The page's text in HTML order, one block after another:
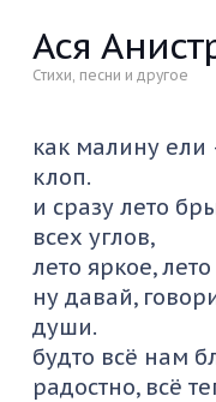
Ася
Стихи, песни и другое
как малину ели
клоп.
и сразу лето
всех углов,
лето яркое,
ну давай,
души.
будто всё нам
радостно, всё